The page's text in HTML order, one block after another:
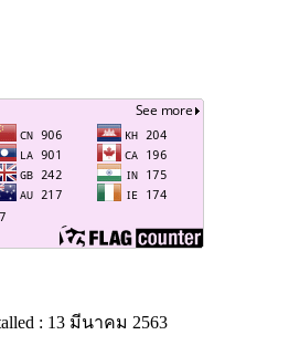
: 13 มีนาคม 2563